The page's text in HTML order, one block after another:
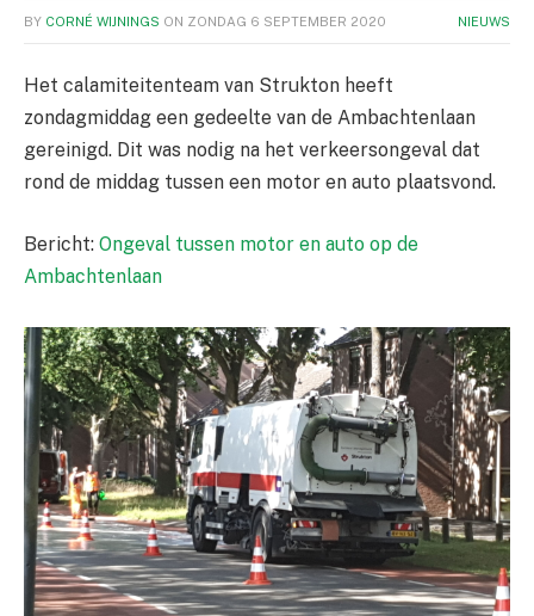
BY CORNÉ WIJNINGS ON ZONDAG 6 SEPTEMBER 2020 NIEUWS
Het calamiteitenteam van Strukton heeft
zondagmiddag een gedeelte van de Ambachtenlaan
gereinigd. Dit was nodig na het verkeersongeval dat
rond de middag tussen een motor en auto plaatsvond.
Bericht: Ongeval tussen motor en auto op de
Ambachtenlaan